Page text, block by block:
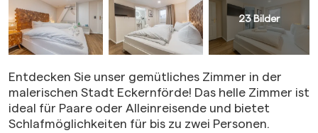
23 Bilder
Entdecken Sie unser gemütliches Zimmer in der
malerischen Stadt Eckernförde! Das helle Zimmer ist
ideal für Paare oder Alleinreisende und bietet
Schlafmöglichkeiten für bis zu zwei Personen.